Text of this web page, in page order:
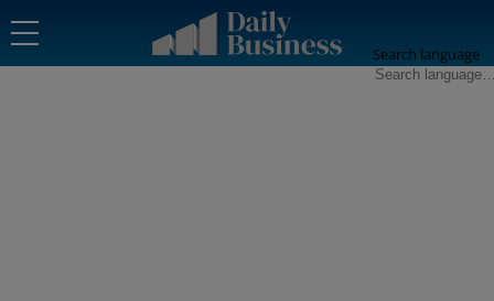
Search language